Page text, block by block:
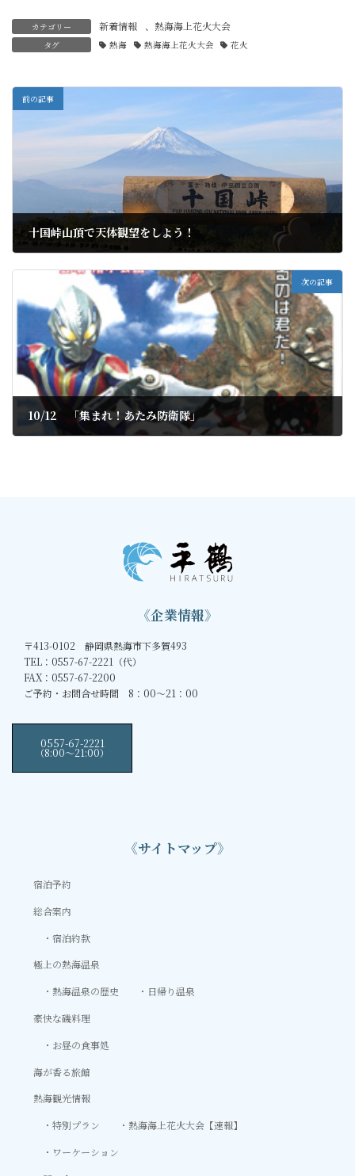
カテゴリー 新着情報 、 熱海海上花火大会
タグ 熱海 熱海海上花火大会 花火
前の記事
十国峠山頂で天体観望をしよう！
次の記事
10/12 「集まれ！あたみ防衛隊」
《企業情報》
〒413-0102 静岡県熱海市下多賀493
TEL：0557-67-2221（代）
FAX：0557-67-2200
ご予約・お問合せ時間 8：00～21：00
0557-67-2221
（8:00〜21:00）
《サイトマップ》
宿泊予約
総合案内
宿泊約款
極上の熱海温泉
熱海温泉の歴史
日帰り温泉
豪快な磯料理
お昼の食事処
海が香る旅館
熱海観光情報
特別プラン
熱海海上花火大会【速報】
ワーケーション